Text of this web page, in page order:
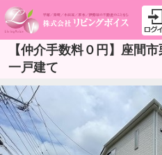
【仲介手数料０円】座間
一戸建て